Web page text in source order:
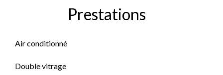
Prestations
Air conditionné
Double vitrage